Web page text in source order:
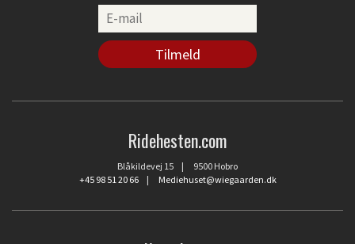
Ridehesten.com
Blåkildevej 15 | 9500 Hobro
+45 98 51 20 66| Mediehuset@wiegaarden.dk